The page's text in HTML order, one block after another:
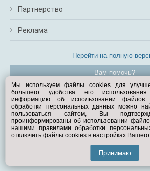
Партнерство
Реклама
Перейти на полную
Вам помочь?
© Exist.ru 1998—2026
Мы используем файлы cookies для
большего удобства его
информацию об использовании
обработки персональных данных можно
пользоваться сайтом, Вы
проинформированы об использовании
нашими правилами обработки
отключить файлы cookies в настройках
Принимаю